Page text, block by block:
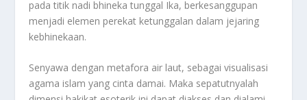
pada titik nadi bhineka tunggal Ika, berkesanggupan
menjadi elemen perekat ketunggalan dalam jejaring
kebhinekaan.
Senyawa dengan metafora air laut, sebagai visualisasi
agama islam yang cinta damai. Maka sepatutnyalah